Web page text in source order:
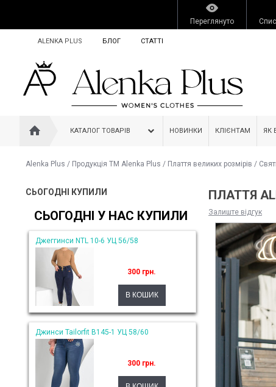
Переглянуто
ALENKA PLUS БЛОГ СТАТТІ
КАТАЛОГ ТОВАРІВ НОВИНКИ КЛІЄНТАМ ЯК
Alenka Plus / Продукція ТМ Alenka Plus / Плаття великих розмірів /
СЬОГОДНІ КУПИЛИ
СЬОГОДНІ У НАС КУПИЛИ
Джеггинси NTL 10-6 УЦ 56/58
300 грн.
Джинси Tailorfit B145-1 УЦ 58/60
300 грн.
ПЛАТТЯ
Залиште відгук